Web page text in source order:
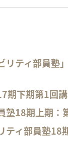
リティ部員塾
期下期第1回
塾18期上期：
ティ部員塾18